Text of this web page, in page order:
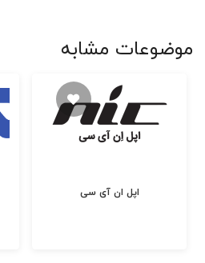
موضوعات مشابه
اپل ان آی سی